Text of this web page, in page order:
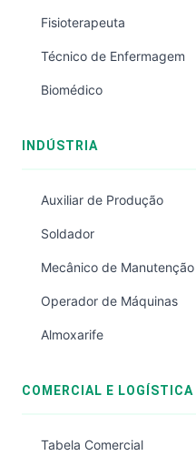
Fisioterapeuta
Técnico de Enfermagem
Biomédico
INDÚSTRIA
Auxiliar de Produção
Soldador
Mecânico de Manutenção
Operador de Máquinas
Almoxarife
COMERCIAL E LOGÍSTICA
Tabela Comercial